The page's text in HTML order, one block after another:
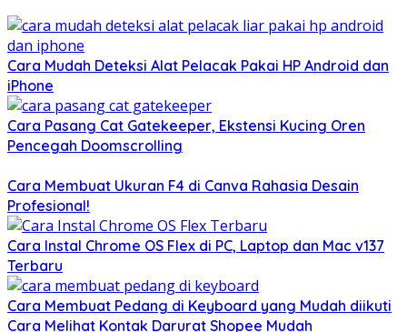
Cara Mudah Deteksi Alat Pelacak Pakai HP Android dan
iPhone
Cara Pasang Cat Gatekeeper, Ekstensi Kucing Oren
Pencegah Doomscrolling
Cara Membuat Ukuran F4 di Canva Rahasia Desain
Profesional!
Cara Instal Chrome OS Flex di PC, Laptop dan Mac v137
Terbaru
Cara Membuat Pedang di Keyboard yang Mudah diikuti
Cara Melihat Kontak Darurat Shopee Mudah